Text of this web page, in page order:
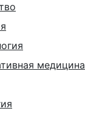
медицина